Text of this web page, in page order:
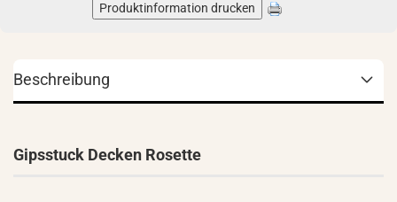
Produktinformation drucken
Beschreibung
Gipsstuck Decken Rosette